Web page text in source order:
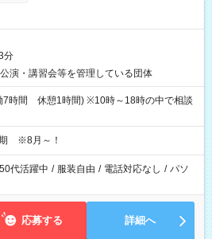
分
演・講習会等を管理している団体
7時間 休憩1時間) ※10時～18時の中で相談
期 ※8月～！
代活躍中 / 服装自由 / 電話対応なし / パソ
応募する 詳細へ